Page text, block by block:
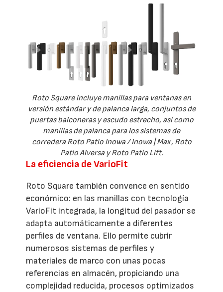
Roto Square incluye manillas para ventanas en
versión estándar y de palanca larga, conjuntos de
puertas balconeras y escudo estrecho, así como
manillas de palanca para los sistemas de
corredera Roto Patio Inowa / Inowa | Max, Roto
Patio Alversa y Roto Patio Lift.
La eficiencia de VarioFit
Roto Square también convence en sentido
económico: en las manillas con tecnología
VarioFit integrada, la longitud del pasador se
adapta automáticamente a diferentes
perfiles de ventana. Ello permite cubrir
numerosos sistemas de perfiles y
materiales de marco con unas pocas
referencias en almacén, propiciando una
complejidad reducida, procesos optimizados